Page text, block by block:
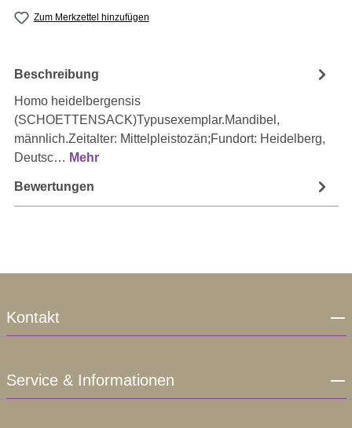
Zum Merkzettel hinzufügen
Beschreibung
Homo heidelbergensis
(SCHOETTENSACK)Typusexemplar.Mandibel,
männlich.Zeitalter: Mittelpleistozän;Fundort: Heidelberg,
Deutsc… Mehr
Bewertungen
Kontakt
Service & Informationen